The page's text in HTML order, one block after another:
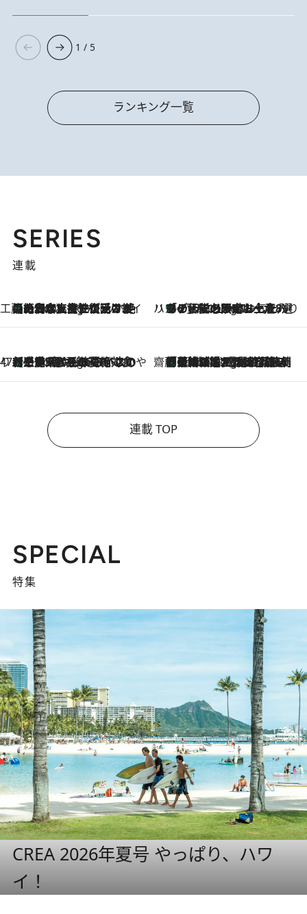
1 / 5
ランキング一覧
SERIES
連載
工藤まやのおもてなしハワイ
2 Hours Ago
【ハワイ土産】ローカルの絶大な支持で復活！ 絶品の幻クッキー《元ファンの日本人女性が受け継いだ名店》 ハワイ賢者 リサのお気に入りリスト2 Hours Ago
あの伝説の限定トートも！ リニューアルした「ディーン＆デルーカ ハワイ」で必須のお土産8選
47都道府県の手みやげ ひんやりスイーツで夏を満喫
2 Hours Ago
【三重県】この夏絶対食べたい 冷やしておいしいおやつ3選 お餅×アイスの新感覚スイーツ 齋藤 薫 美容脳ルネサンス
2 Hours Ago
「荷物が増えるほど旅ストレスは増す」美容ジャーナリストがたどり着いた最終結論。“化粧品を劇的に減らす”感動の凝縮美容とは
連載 TOP
SPECIAL
特集
CREA 2026年夏号 やっぱり、ハワ
イ！